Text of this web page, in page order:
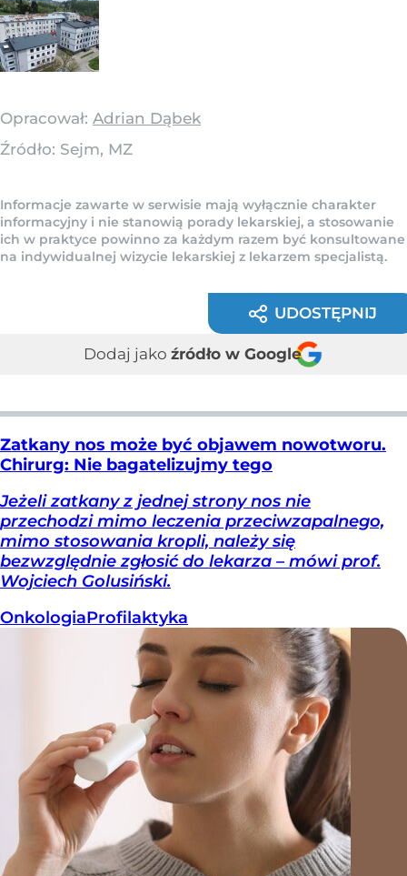
Opracował: Adrian Dąbek
Źródło: Sejm, MZ
Informacje zawarte w serwisie mają wyłącznie charakter
informacyjny i nie stanowią porady lekarskiej, a stosowanie
ich w praktyce powinno za każdym razem być konsultowane
na indywidualnej wizycie lekarskiej z lekarzem specjalistą.
UDOSTĘPNIJ
Dodaj jako źródło w Google
Zatkany nos może być objawem nowotworu.
Chirurg: Nie bagatelizujmy tego
Jeżeli zatkany z jednej strony nos nie
przechodzi mimo leczenia przeciwzapalnego,
mimo stosowania kropli, należy się
bezwzględnie zgłosić do lekarza – mówi prof.
Wojciech Golusiński.
OnkologiaProfilaktyka